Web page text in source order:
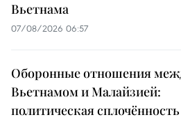
Вьетнама
07/08/2026 06:57
Оборонные отношения
Вьетнамом и Малайзией:
политическая